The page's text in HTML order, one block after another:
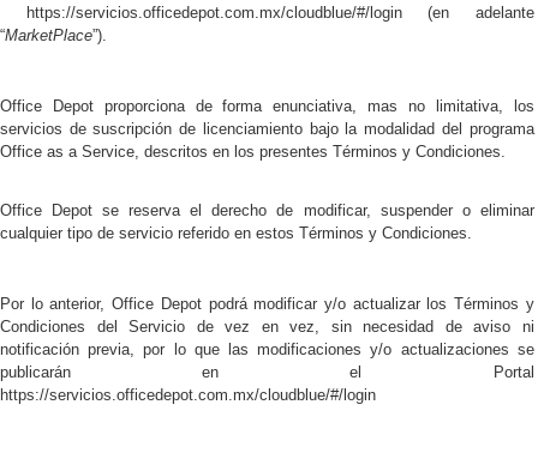
https://servicios.officedepot.com.mx/cloudblue/#/login(en adelante
“MarketPlace”).
Office Depot proporciona de forma enunciativa, mas no limitativa, los
servicios de suscripción de licenciamiento bajo la modalidad del programa
Office as a Service, descritos en los presentes Términos y Condiciones.
Office Depot se reserva el derecho de modificar, suspender o eliminar
cualquier tipo de servicio referido en estos Términos y Condiciones.
Por lo anterior, Office Depot podrá modificar y/o actualizar los Términos y
Condiciones del Servicio de vez en vez, sin necesidad de aviso ni
notificación previa, por lo que las modificaciones y/o actualizaciones se
publicarán en el Portal
https://servicios.officedepot.com.mx/cloudblue/#/login